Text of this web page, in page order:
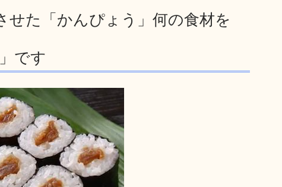
た「かんぴょう」何の食材を
です